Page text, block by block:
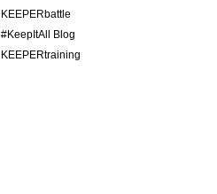
KEEPERbattle
#KeepItAll Blog
KEEPERtraining